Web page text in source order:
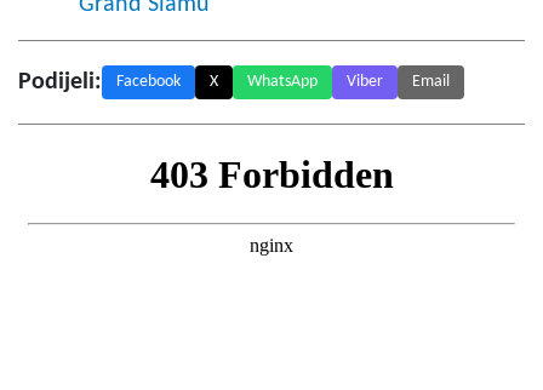
Podijeli: Facebook X WhatsApp Viber Email